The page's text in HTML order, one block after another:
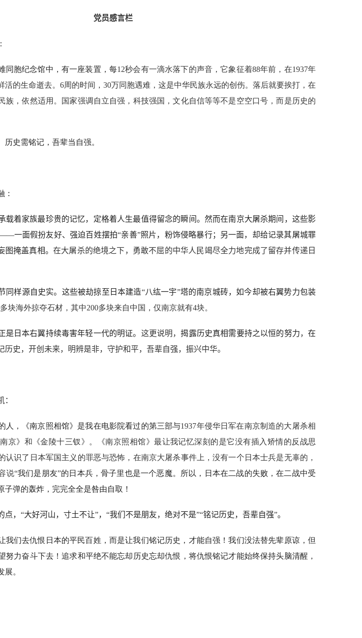
党员感言栏
同胞纪念馆中，有一座装置，每12秒会有一滴水落下的声音，它象征着88年前，在1937年
活的生命逝去。 6周的时间， 30万同胞遇难，这是中华民族永远的创伤。落后就要挨打，在
族，依然适用。国家强调自立自强，科技强国，文化自信等等不是空空口号，而是历史的
史需铭记，吾辈当自强。
：
载着家族最珍贵的记忆，定格着人生最值得留念的瞬间。然而在南京大屠杀期间，这些影
一面假扮友好、强迫百姓摆拍“亲善”照片，粉饰侵略暴行；另一面，却给记录其屠城罪
图掩盖真相。 在大屠杀的绝境之下，勇敢不屈的中华人民竭尽全力地完成了留存并传递 日
同样源自史实。这些被劫掠至日本建造“八纮一宇”塔的南京城砖，如今却被右翼势力包装
多块海外掠夺石材，其中200多块来自中国，仅南京就有4块。
是日本右翼持续毒害年轻一代的明证。 这更说明，揭露历史真相需要持之以恒的努力，在
史，开创未来，明辨是非，守护和平，吾辈自强，振兴中华。
：
人，《南京照相馆》是我在电影院看过的第三部与1937年侵华日军在南京制造的大屠杀相
京》和《金陵十三钗》。《南京照相馆》最让我记忆深刻的是它没有插入矫情的反战思
认识了日本军国主义的罪恶与恐怖，在南京大屠杀事件上，没有一个日本士兵是无辜的，
说“我们是朋友”的日本兵，骨子里也是一个恶魔。所以，日本在二战的失败，在二战中受
弹的轰炸，完完全全是咎由自取！
， “大好河山，寸土不让”， “我们不是朋友，绝对不是”“铭记历史，吾辈自强”。
我们去仇恨日本的平民百姓，而是让我们铭记历史，才能自强！我们没法替先辈原谅，但
努力奋斗下去！追求和平绝不能忘却历史忘却仇恨，将仇恨铭记才能始终保持头脑清醒，
。